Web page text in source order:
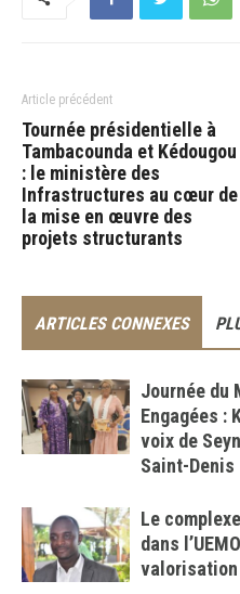
Article précédent
Tournée présidentielle à
Tambacounda et Kédougou
: le ministère des
Infrastructures au cœur de
la mise en œuvre des
projets structurants
ARTICLES CONNEXES
Journée du
Engagées :
voix de
Saint-Denis
Le
dans
valorisation